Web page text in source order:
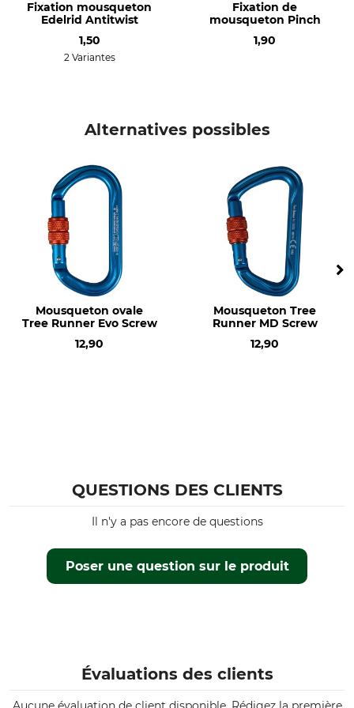
en D
Made in Italy
Fixation mousqueton
Edelrid Antitwist
1,50
2 Variantes
Fixation de
mousqueton Pinch
1,90
Alternatives possibles
Mousqueton ovale
Tree Runner Evo Screw
12,90
Mousqueton Tree
Runner MD Screw
12,90
QUESTIONS DES CLIENTS
Poser une question sur le produit
Il n'y a pas encore de questions
Évaluations des clients